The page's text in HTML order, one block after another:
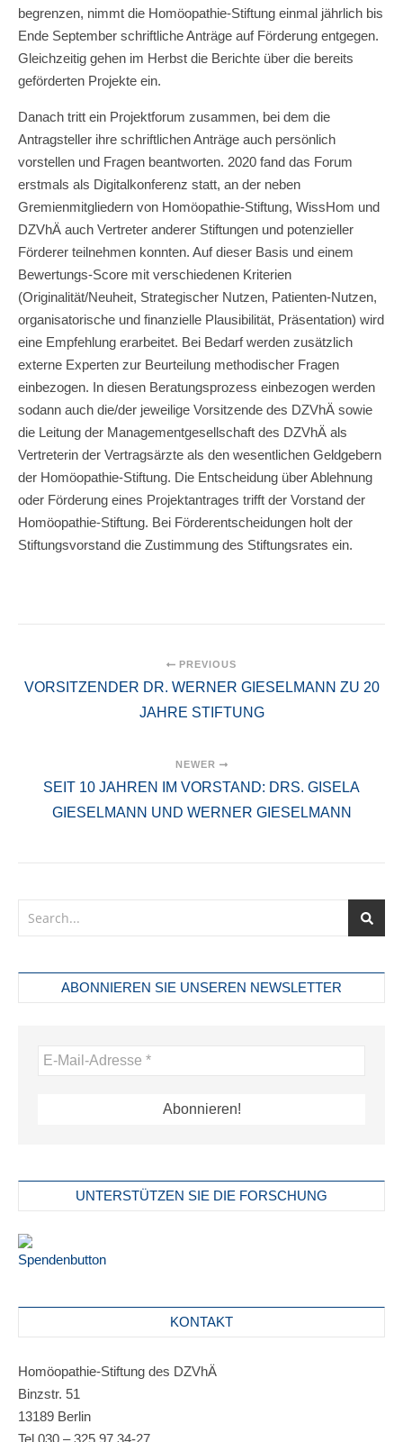
begrenzen, nimmt die Homöopathie-Stiftung einmal jährlich bis
Ende September schriftliche Anträge auf Förderung entgegen.
Gleichzeitig gehen im Herbst die Berichte über die bereits
geförderten Projekte ein.
Danach tritt ein Projektforum zusammen, bei dem die
Antragsteller ihre schriftlichen Anträge auch persönlich
vorstellen und Fragen beantworten. 2020 fand das Forum
erstmals als Digitalkonferenz statt, an der neben
Gremienmitgliedern von Homöopathie-Stiftung, WissHom und
DZVhÄ auch Vertreter anderer Stiftungen und potenzieller
Förderer teilnehmen konnten. Auf dieser Basis und einem
Bewertungs-Score mit verschiedenen Kriterien
(Originalität/Neuheit, Strategischer Nutzen, Patienten-Nutzen,
organisatorische und finanzielle Plausibilität, Präsentation) wird
eine Empfehlung erarbeitet. Bei Bedarf werden zusätzlich
externe Experten zur Beurteilung methodischer Fragen
einbezogen. In diesen Beratungsprozess einbezogen werden
sodann auch die/der jeweilige Vorsitzende des DZVhÄ sowie
die Leitung der Managementgesellschaft des DZVhÄ als
Vertreterin der Vertragsärzte als den wesentlichen Geldgebern
der Homöopathie-Stiftung. Die Entscheidung über Ablehnung
oder Förderung eines Projektantrages trifft der Vorstand der
Homöopathie-Stiftung. Bei Förderentscheidungen holt der
Stiftungsvorstand die Zustimmung des Stiftungsrates ein.
PREVIOUS
VORSITZENDER DR. WERNER GIESELMANN ZU 20
JAHRE STIFTUNG
NEWER
SEIT 10 JAHREN IM VORSTAND: DRS. GISELA
GIESELMANN UND WERNER GIESELMANN
ABONNIEREN SIE UNSEREN NEWSLETTER
UNTERSTÜTZEN SIE DIE FORSCHUNG
KONTAKT
Homöopathie-Stiftung des DZVhÄ
Binzstr. 51
13189 Berlin